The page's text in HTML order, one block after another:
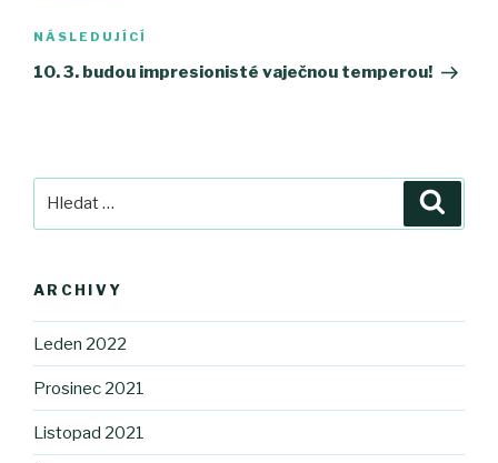
Následující
příspěvek
NÁSLEDUJÍCÍ
10. 3. budou impresionisté vaječnou temperou!
ARCHIVY
Leden 2022
Prosinec 2021
Listopad 2021